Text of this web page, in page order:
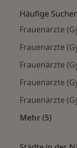
Häufige
Frauenärzte
Frauenärzte
Frauenärzte
Frauenärzte
Frauenärzte
Mehr (5)